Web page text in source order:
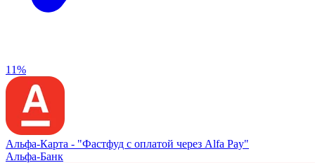
11%
Альфа‑Карта - "Фастфуд с оплатой через Alfa Pay"
Альфа-Банк